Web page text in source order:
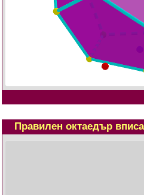
Правилен октаедър